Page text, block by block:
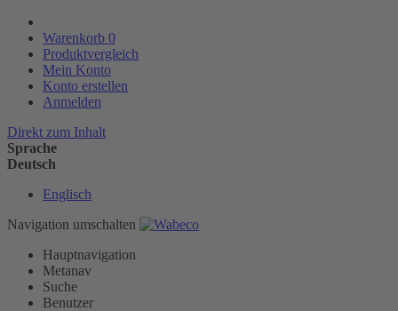
Warenkorb 0
Produktvergleich
Mein Konto
Konto erstellen
Anmelden
Direkt zum Inhalt
Sprache
Deutsch
Englisch
Navigation umschalten
Hauptnavigation
Metanav
Suche
Benutzer